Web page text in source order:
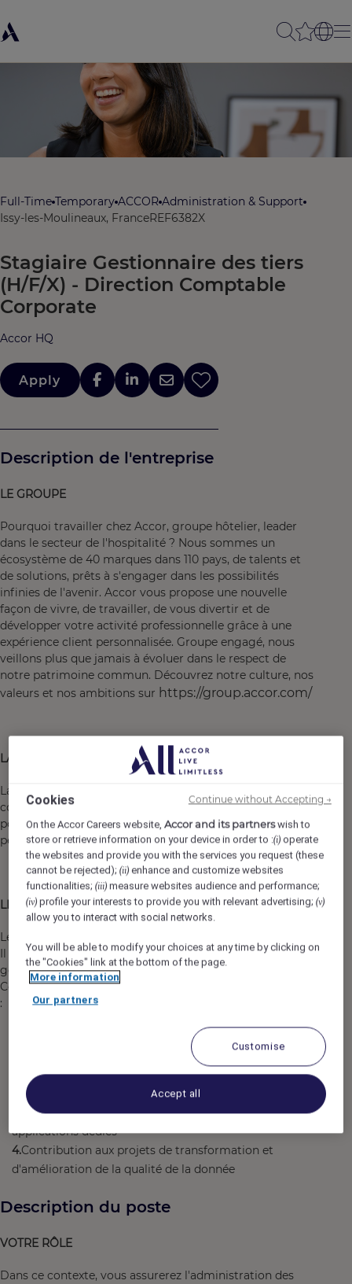
Full-Time Temporary ACCOR Administration & Support
Issy-les-Moulineaux, FranceREF6382X
Stagiaire Gestionnaire des tiers
(H/F/X) - Direction Comptable
Corporate
Accor HQ
Apply
Description de l'entreprise
LE GROUPE
Pourquoi travailler chez Accor, groupe hôtelier, leader
dans le secteur de l'hospitalité ? Nous sommes un
écosystème de 40 marques dans 110 pays, de talents et
de solutions, prêts à s'engager dans les possibilités
infinies de l'avenir. Accor vous propose une nouvelle
façon de vivre, de travailler, de vous divertir et de
développer votre activité professionnelle grâce à une
expérience client personnalisée. Groupe engagé, nous
veillons plus que jamais à évoluer dans le respect de
notre patrimoine commun. Découvrez notre culture, nos
valeurs et nos ambitions sur https://group.accor.com/
LA DIRECTION
La Direction Comptable Corporate est composée de 37
collaborateurs dynamiques, répartis entre 6 Pôles. Elle a
pour objectif la production d'une information financière
pertinente, régulière et pérenne.
LE PÔLE
Le pôle Data & Projets est composé de 4 collaborateurs.
Il a pour mission d'assurer la fiabilité, la qualité et la
gouvernance des données au sein de la Direction
Comptable Corporate, au travers des missions suivantes
:
Administration et fiabilisation du référentiel tiers
Suivi et amélioration continue des processus de
gestion des données comptables
Support aux équipes métiers sur les outils et
applications dédiés
Contribution aux projets de transformation et
d'amélioration de la qualité de la donnée
Description du poste
VOTRE RÔLE
Dans ce contexte, vous assurerez l'administration des
Cookies
On the Accor Careers website,Accor and its partnerswish to
store or retrieve information on your device in order to :(i) operate
the websites and provide you with the services you request (these
cannot be rejected);(ii) enhance and customize websites
functionalities;(iii) measure websites audience and performance;
(iv) profile your interests to provide you with relevant advertising;(v)
allow you to interact with social networks.
You will be able to modify your choices at any time by clicking on
the "Cookies" link at the bottom of the page.
More information
Our partners
Customise
Accept all
Continue without Accepting →